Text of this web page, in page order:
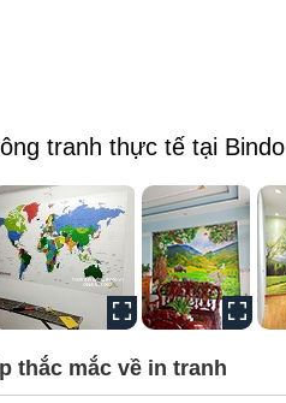
tranh thực tế tại Bindo
thắc mắc về in tranh